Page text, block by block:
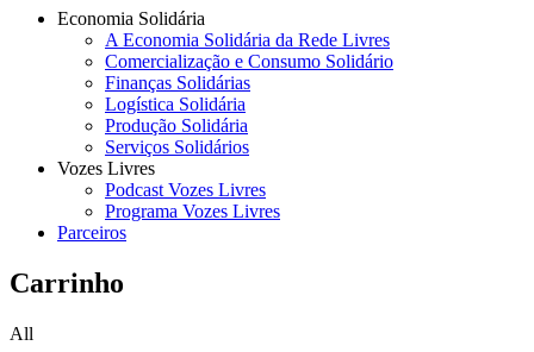
Economia Solidária
A Economia Solidária da Rede Livres
Comercialização e Consumo Solidário
Finanças Solidárias
Logística Solidária
Produção Solidária
Serviços Solidários
Vozes Livres
Podcast Vozes Livres
Programa Vozes Livres
Parceiros
Carrinho
All